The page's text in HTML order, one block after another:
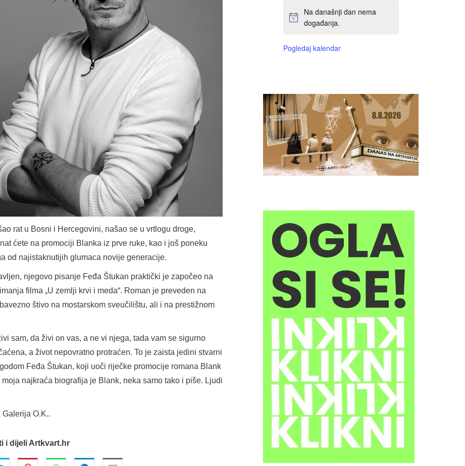
rat u Bosni i Hercegovini, našao se u vrtlogu droge,
ćete na promociji Blanka iz prve ruke, kao i još poneku
od najistaknutijih glumaca novije generacije.
njegovo pisanje Feđa Štukan praktički je započeo na
filma „U zemlji krvi i meda“. Roman je preveden na
štivo na mostarskom sveučilištu, ali i na prestižnom
sam, da živi on vas, a ne vi njega, tada vam se sigurno
a život nepovratno protraćen. To je zaista jedini stvarni
Feđa Štukan, koji uoči riječke promocije romana Blank
najkraća biografija je Blank, neka samo tako i piše. Ljudi
O.K..
i dijeli Artkvart.hr
Na današnji dan nema
događanja.
Pogledaj kalendar